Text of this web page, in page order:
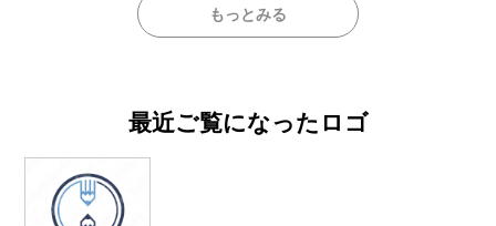
もっとみる
最近ご覧になったロゴ